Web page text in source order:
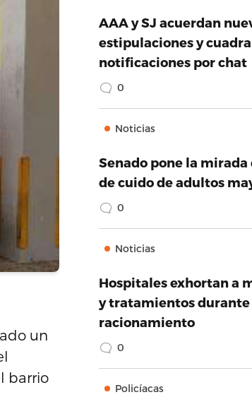
un
barrio
AAA y SJ acuerdan
estipulaciones y
notificaciones por chat
0
Noticias
Senado pone la mirada
de cuido de adultos
0
Noticias
Hospitales exhortan a
y tratamientos durante
racionamiento
0
Policíacas